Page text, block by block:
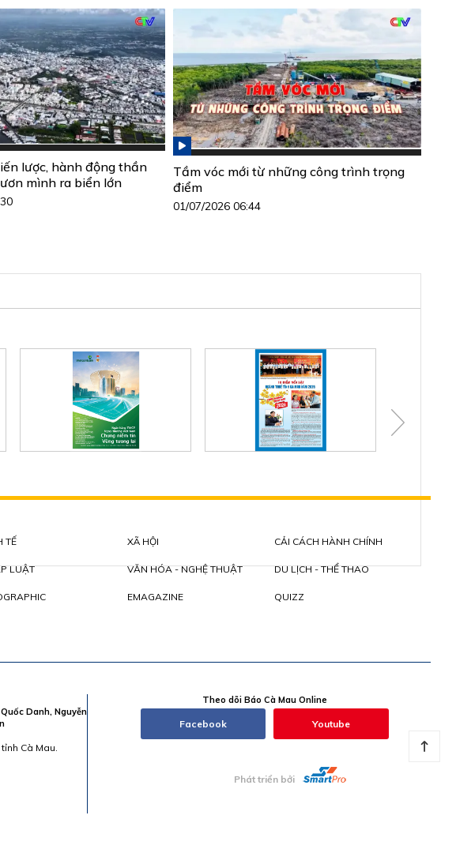
lược, hành động thần
mình ra biển lớn
Tầm vóc mới từ những công trình trọng
điểm
01/07/2026 06:44
TẾ XÃ HỘI CẢI CÁCH HÀNH CHÍNH
LUẬT VĂN HÓA - NGHỆ THUẬT DU LỊCH - THỂ THAO
EMAGAZINE QUIZZ
Danh, Nguyễn
Cà Mau.
Theo dõi Báo Cà Mau Online
Facebook Youtube
Phát triển bởi